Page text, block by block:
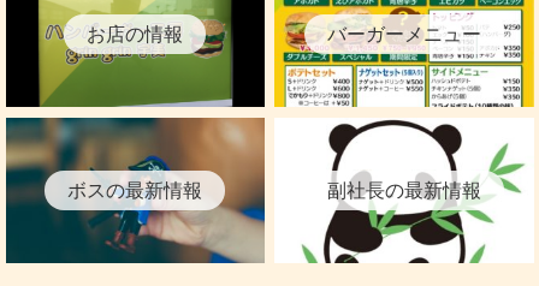
お店の情報 バーガーメニュー
ボスの最新情報 副社長の最新情報